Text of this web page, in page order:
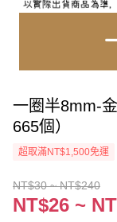
一圈半8mm-
665個）
超取滿NT$1,500免運
NT$30 ~ NT$240
NT$26 ~